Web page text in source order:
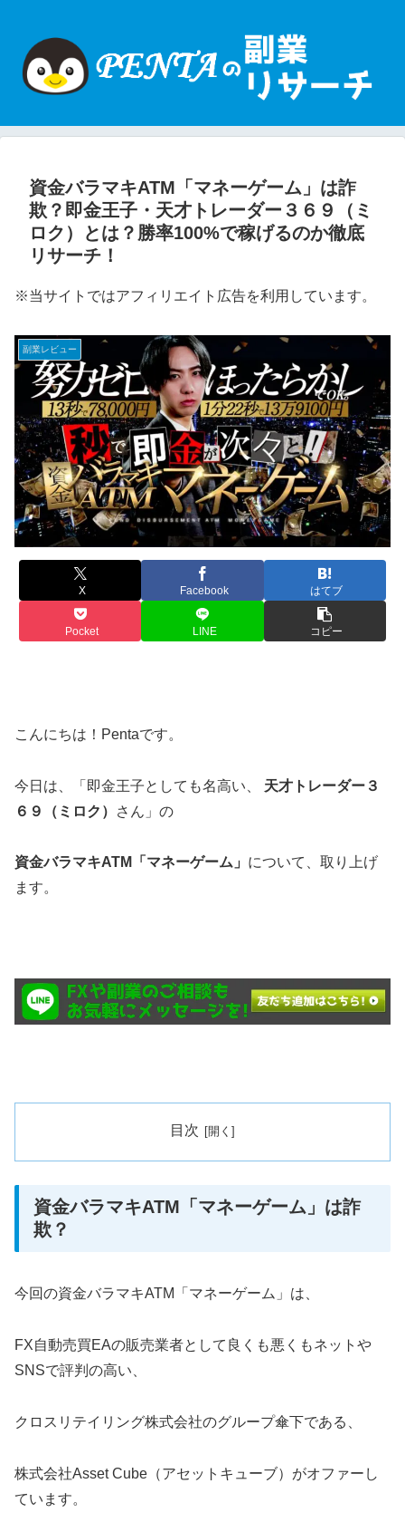
資金バラマキATM「マネーゲーム」は詐
欺？即金王子・天才トレーダー３６９（ミ
ロク）とは？勝率100%で稼げるのか徹底
リサーチ！
※当サイトではアフィリエイト広告を利用しています。
副業レビュー
X Facebook はてブ
Pocket LINE コピー
こんにちは！Pentaです。
今日は、「即金王子としても名高い、 天才トレーダー３
６９（ミロク）
さん」の
資金バラマキATM「マネーゲーム」 について、取り上げ
ます。
目次
資金バラマキATM「マネーゲーム」は詐
欺？
今回の資金バラマキATM「マネーゲーム」は、
FX自動売買EAの販売業者として良くも悪くもネットや
SNSで評判の高い、
クロスリテイリング株式会社のグループ傘下である、
株式会社Asset Cube（アセットキューブ）がオファーし
ています。